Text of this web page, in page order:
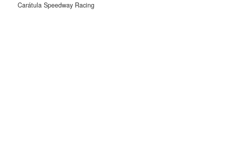
Carátula Speedway Racing